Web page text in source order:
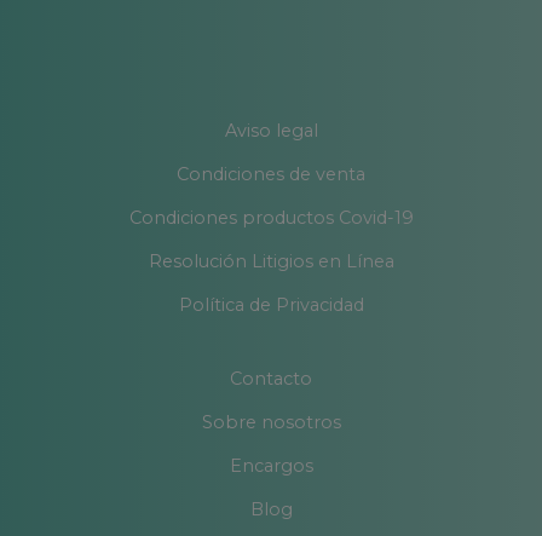
Aviso legal
Condiciones de venta
Condiciones productos Covid-19
Resolución Litigios en Línea
Política de Privacidad
Contacto
Sobre nosotros
Encargos
Blog